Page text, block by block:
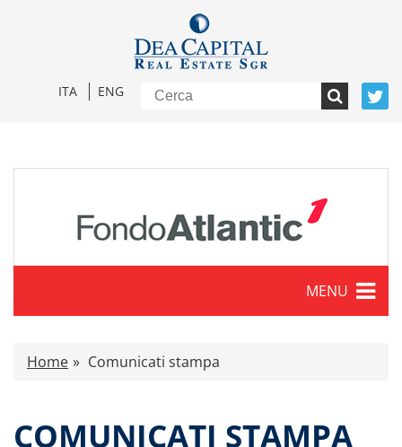
ITA ENG
MENU
Caratteristiche
Dati storici performance
Home Comunicati stampa
COMUNICATI STAMPA